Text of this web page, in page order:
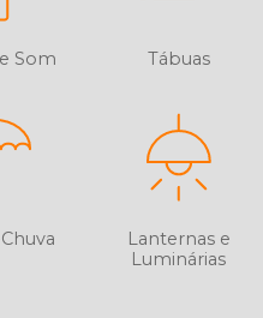
Som Tábuas
Lanternas e
Luminárias